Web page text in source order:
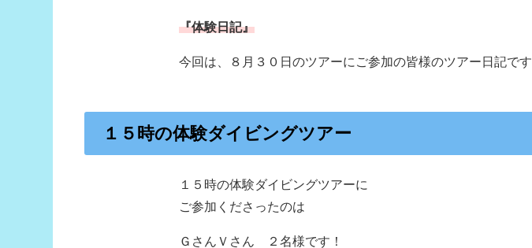
『体験日記』
今回は、８月３０日のツアーにご参加の皆様のツアー日記です
１５時の体験ダイビングツアー
１５時の体験ダイビングツアーに
ご参加くださったのは
ＧさんＶさん ２名様です！